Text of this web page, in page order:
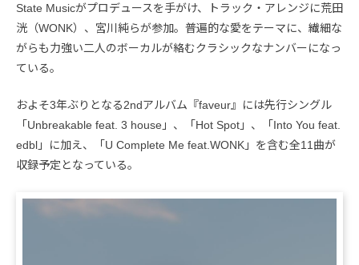
State Musicがプロデュースを手がけ、トラック・アレンジに荒田
洸（WONK）、宮川純らが参加。普遍的な愛をテーマに、繊細な
がらも力強い二人のボーカルが絡むクラシックなナンバーになっ
ている。
およそ3年ぶりとなる2ndアルバム『faveur』には先行シングル
「Unbreakable feat. 3 house」、「Hot Spot」、「Into You feat.
edbl」に加え、「U Complete Me feat.WONK」を含む全11曲が
収録予定となっている。